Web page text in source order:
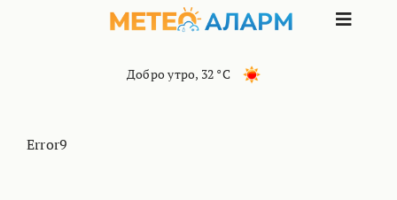
Toggle
Добро утро, 32 °C
Error9